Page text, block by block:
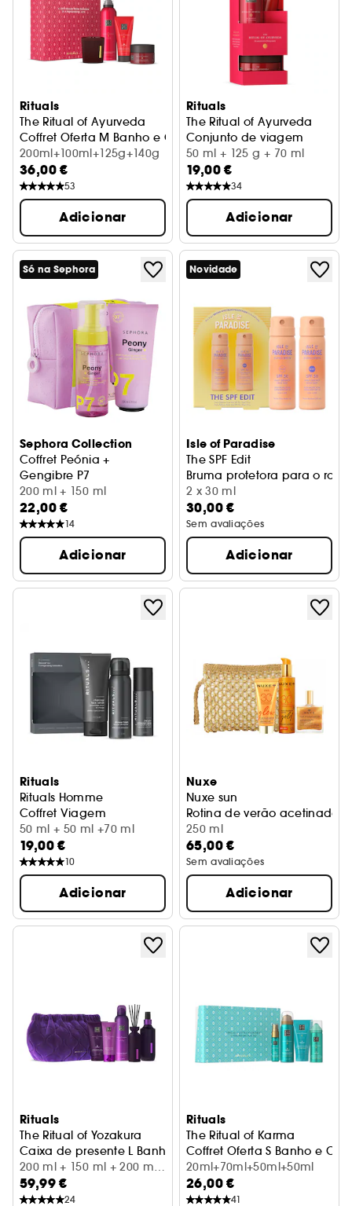
Rituals
The Ritual of Ayurveda
Coffret Oferta M Banho e Corpo
200ml+100ml+125g+140g
36,00 €
53
Adicionar
Rituals
The Ritual of Ayurveda
Conjunto de viagem
50 ml + 125 g + 70 ml
19,00 €
34
Adicionar
Só na Sephora
Sephora Collection
Coffret Peónia +
Gengibre P7
Coffret de cuidados corporais
200 ml + 150 ml
22,00 €
14
Adicionar
Novidade
Isle of Paradise
The SPF Edit
Bruma protetora para o
2 x 30 ml
30,00 €
Sem avaliações
Adicionar
Rituals
Rituals Homme
Coffret Viagem
50 ml + 50 ml +70 ml
19,00 €
10
Adicionar
Nuxe
Nuxe sun
Rotina de verão acetinada
250 ml
65,00 €
Sem avaliações
Adicionar
Rituals
The Ritual of Yozakura
Caixa de presente L Banho, Corpo e Casa
200 ml + 150 ml + 200 ml
+ 70 ml + 70 ml
59,99 €
24
Rituals
The Ritual of Karma
Coffret Oferta S Banho e
20ml+70ml+50ml+50ml
26,00 €
41